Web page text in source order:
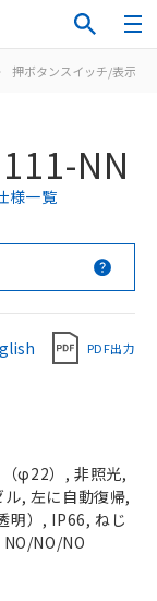
押ボタンスイッチ/表示灯
NN
様一覧
PDF出力
φ22）, 非照光,
, 左に自動復帰,
明）, IP66, ねじ
NO/NO